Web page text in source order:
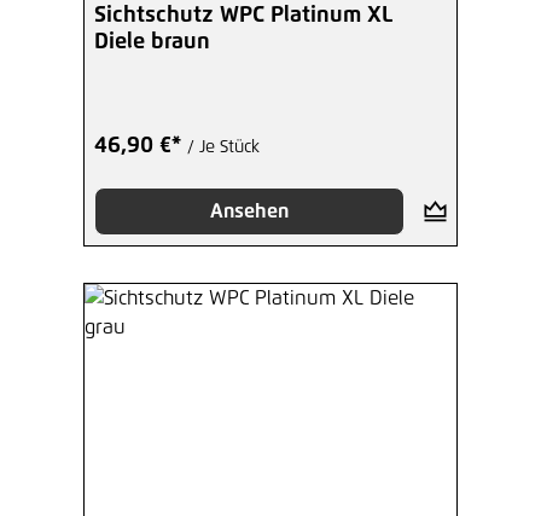
Sichtschutz WPC Platinum XL
Diele braun
46,90 €* / Je Stück
Ansehen